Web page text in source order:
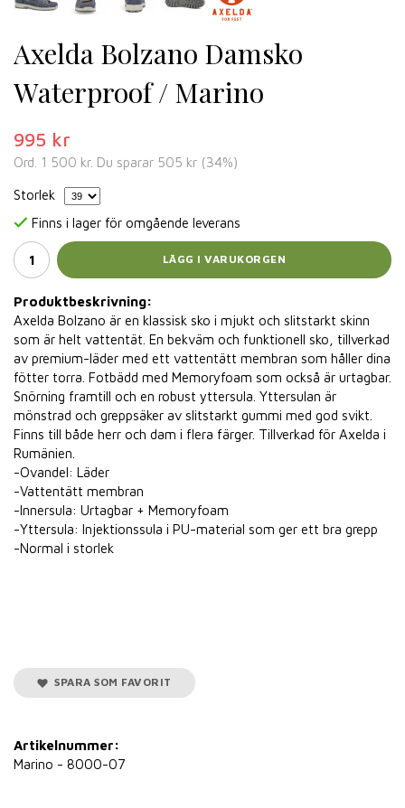
Axelda Bolzano Damsko
Waterproof / Marino
995 kr
Ord. 1 500 kr. Du sparar 505 kr (34%)
Storlek
Finns i lager för omgående leverans
LÄGG I VARUKORGEN
Produktbeskrivning:
Axelda Bolzano är en klassisk sko i mjukt och slitstarkt skinn
som är helt vattentät. En bekväm och funktionell sko, tillverkad
av premium-läder med ett vattentätt membran som håller dina
fötter torra. Fotbädd med Memoryfoam som också är urtagbar.
Snörning framtill och en robust yttersula. Yttersulan är
mönstrad och greppsäker av slitstarkt gummi med god svikt.
Finns till både herr och dam i flera färger. Tillverkad för Axelda i
Rumänien.
-Ovandel: Läder
-Vattentätt membran
-Innersula: Urtagbar + Memoryfoam
-Yttersula: Injektionssula i PU-material som ger ett bra grepp
-Normal i storlek
SPARA SOM FAVORIT
Artikelnummer:
Marino - 8000-07